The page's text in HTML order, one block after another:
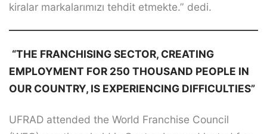
kiralar markalarımızı tehdit etmekte.” dedi.
“THE FRANCHISING SECTOR, CREATING
EMPLOYMENT FOR 250 THOUSAND PEOPLE IN
OUR COUNTRY, IS EXPERIENCING DIFFICULTIES”
UFRAD attended the World Franchise Council